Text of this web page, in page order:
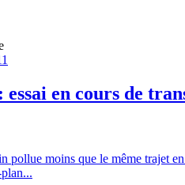
essai en cours de
pollue moins que le même trajet